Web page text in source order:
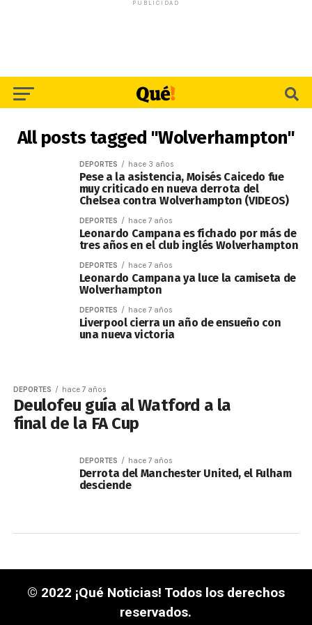
PUBLICIDAD
All posts tagged "Wolverhampton"
DEPORTES hace 3 años
Pese a la asistencia, Moisés Caicedo fue
muy criticado en nueva derrota del
Chelsea contra Wolverhampton (VIDEOS)
DEPORTES hace 7 años
Leonardo Campana es fichado por más de
tres años en el club inglés Wolverhampton
DEPORTES hace 7 años
Leonardo Campana ya luce la camiseta de
Wolverhampton
DEPORTES hace 7 años
Liverpool cierra un año de ensueño con
una nueva victoria
DEPORTES hace 7 años
Deulofeu guía al Watford a la
final de la FA Cup
DEPORTES hace 7 años
Derrota del Manchester United, el Fulham
desciende
© 2022 ¡Qué Noticias! Todos los derechos
reservados.